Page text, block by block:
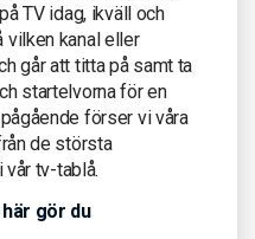
TV idag, ikväll och
vilken kanal eller
går att titta på samt ta
startelvorna för en
förser vi våra
de största
tv-tablå.
gör du